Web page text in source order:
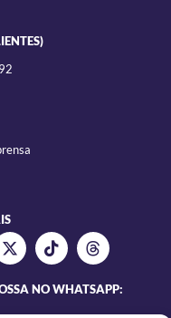
NO WHATSAPP: